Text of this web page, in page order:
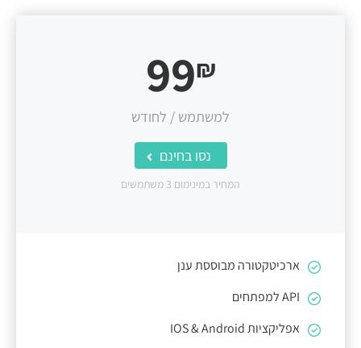
ארכיטקטורה מבוססת ענן
API למפתחים
אפליקציות IOS & Android
99₪
למשתמש / לחודש
נסו בחינם
המחיר במינימום 3 משתמשים